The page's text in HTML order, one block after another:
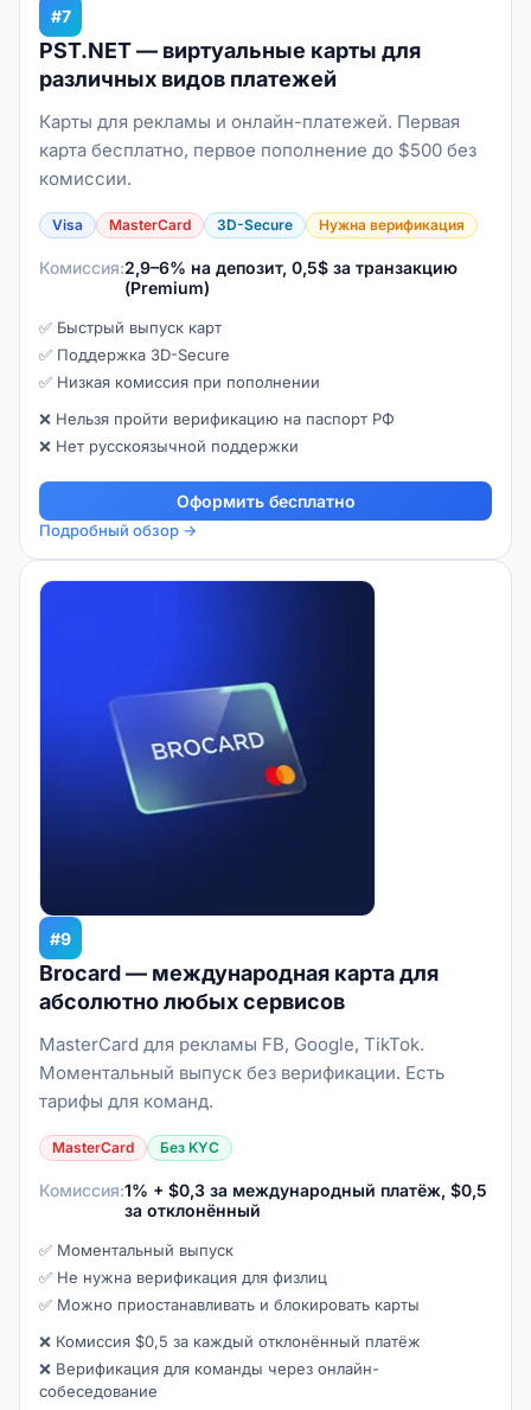
#7
PST.NET — виртуальные карты для
различных видов платежей
Карты для рекламы и онлайн-платежей. Первая
карта бесплатно, первое пополнение до $500 без
комиссии.
Visa MasterCard 3D-Secure Нужна верификация
Комиссия:2,9–6% на депозит, 0,5$ за транзакцию
(Premium)
✅ Быстрый выпуск карт
✅ Поддержка 3D-Secure
✅ Низкая комиссия при пополнении
❌ Нельзя пройти верификацию на паспорт РФ
❌ Нет русскоязычной поддержки
Оформить бесплатно
Подробный обзор →
#9
Brocard — международная карта для
абсолютно любых сервисов
MasterCard для рекламы FB, Google, TikTok.
Моментальный выпуск без верификации. Есть
тарифы для команд.
MasterCard Без KYC
Комиссия:1% + $0,3 за международный платёж, $0,5
за отклонённый
✅ Моментальный выпуск
✅ Не нужна верификация для физлиц
✅ Можно приостанавливать и блокировать карты
❌ Комиссия $0,5 за каждый отклонённый платёж
❌ Верификация для команды через онлайн-
собеседование